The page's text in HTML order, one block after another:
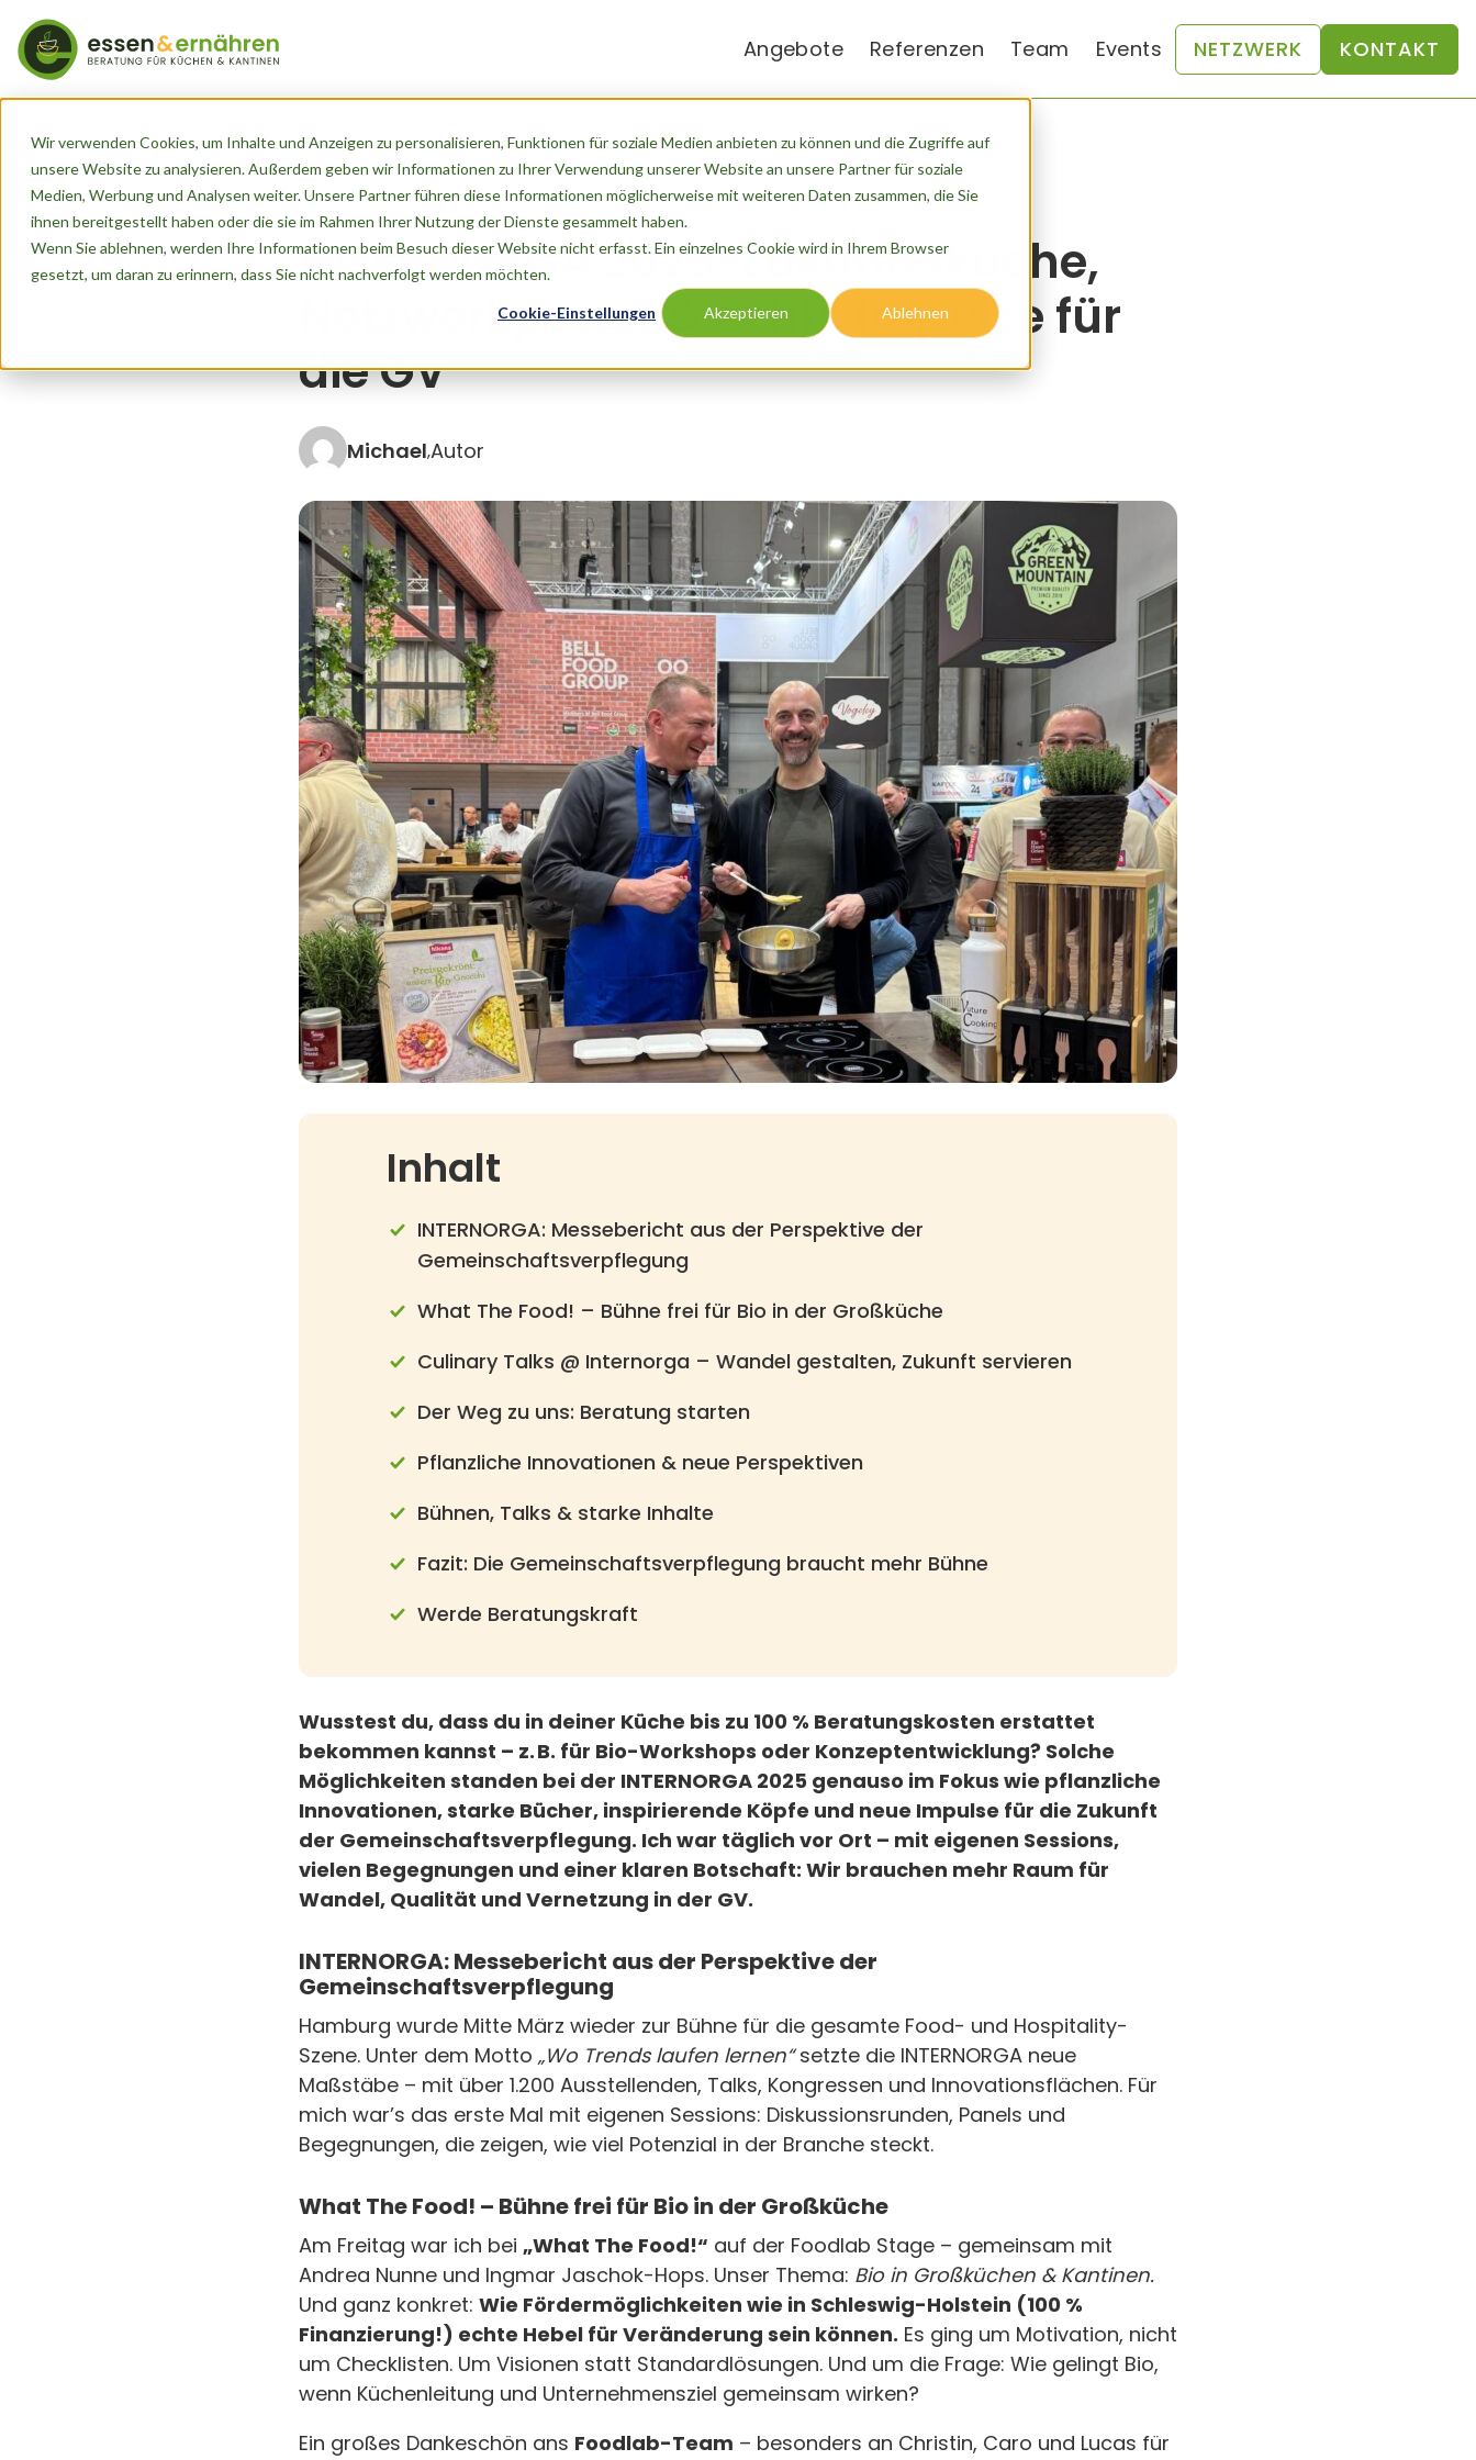
Wir verwenden Cookies, um Inhalte und Anzeigen zu personalisieren, Funktionen für soziale Medien anbieten zu können und die Zugriffe auf
unsere Website zu analysieren. Außerdem geben wir Informationen zu Ihrer Verwendung unserer Website an unsere Partner für soziale
Medien, Werbung und Analysen weiter. Unsere Partner führen diese Informationen möglicherweise mit weiteren Daten zusammen, die Sie
ihnen bereitgestellt haben oder die sie im Rahmen Ihrer Nutzung der Dienste gesammelt haben.
Wenn Sie ablehnen, werden Ihre Informationen beim Besuch dieser Website nicht erfasst. Ein einzelnes Cookie wird in Ihrem Browser
gesetzt, um daran zu erinnern, dass Sie nicht nachverfolgt werden möchten.
Cookie-Einstellungen Akzeptieren Ablehnen
Angebote Referenzen Team Events NETZWERK KONTAKT
Veröffentlicht vonMichaelam 31. März 2025
INTERNORGA 2025: Zukunftsküche,
Netzwerkpower & echte Impulse für
die GV
Michael,Autor
Inhalt
INTERNORGA: Messebericht aus der Perspektive der
Gemeinschaftsverpflegung
What The Food! – Bühne frei für Bio in der Großküche
Culinary Talks @ Internorga – Wandel gestalten, Zukunft servieren
Der Weg zu uns: Beratung starten
Pflanzliche Innovationen & neue Perspektiven
Bühnen, Talks & starke Inhalte
Fazit: Die Gemeinschaftsverpflegung braucht mehr Bühne
Werde Beratungskraft
Wusstest du, dass du in deiner Küche bis zu 100 % Beratungskosten erstattet
bekommen kannst – z. B. für Bio-Workshops oder Konzeptentwicklung? Solche
Möglichkeiten standen bei der INTERNORGA 2025 genauso im Fokus wie pflanzliche
Innovationen, starke Bücher, inspirierende Köpfe und neue Impulse für die Zukunft
der Gemeinschaftsverpflegung. Ich war täglich vor Ort – mit eigenen Sessions,
vielen Begegnungen und einer klaren Botschaft: Wir brauchen mehr Raum für
Wandel, Qualität und Vernetzung in der GV.
INTERNORGA: Messebericht aus der Perspektive der
Gemeinschaftsverpflegung
Hamburg wurde Mitte März wieder zur Bühne für die gesamte Food- und Hospitality-
Szene. Unter dem Motto „Wo Trends laufen lernen“setzte die INTERNORGA neue
Maßstäbe – mit über 1.200 Ausstellenden, Talks, Kongressen und Innovationsflächen. Für
mich war’s das erste Mal mit eigenen Sessions: Diskussionsrunden, Panels und
Begegnungen, die zeigen, wie viel Potenzial in der Branche steckt.
What The Food! – Bühne frei für Bio in der Großküche
Am Freitag war ich bei „What The Food!“ auf der Foodlab Stage – gemeinsam mit
Andrea Nunne und Ingmar Jaschok-Hops. Unser Thema: Bio in Großküchen & Kantinen.
Und ganz konkret: Wie Fördermöglichkeiten wie in Schleswig-Holstein (100 %
Finanzierung!) echte Hebel für Veränderung sein können. Es ging um Motivation, nicht
um Checklisten. Um Visionen statt Standardlösungen. Und um die Frage: Wie gelingt Bio,
wenn Küchenleitung und Unternehmensziel gemeinsam wirken?
Ein großes Dankeschön ans Foodlab-Team – besonders an Christin, Caro und Lucas für